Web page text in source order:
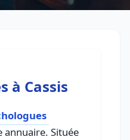
à Cassis
annuaire. Située